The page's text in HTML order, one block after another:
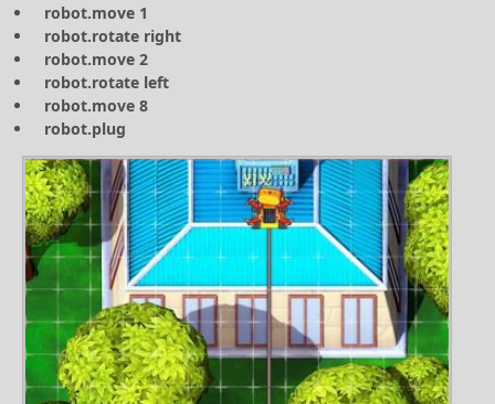
robot.move 1
robot.rotate right
robot.move 2
robot.rotate left
robot.move 8
robot.plug